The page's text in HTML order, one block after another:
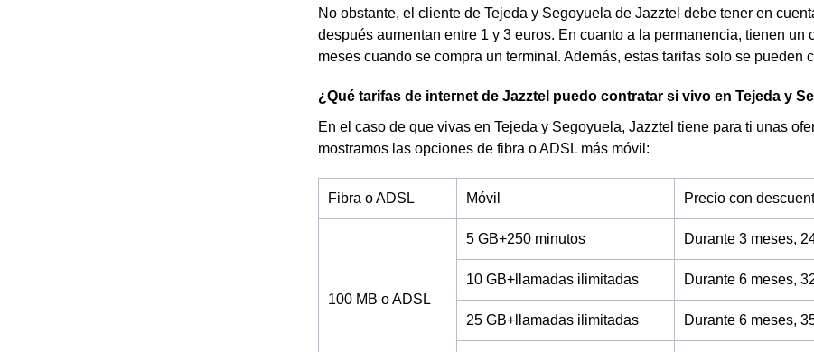
No obstante, el cliente de Tejeda y Segoyuela de Jazztel debe tener en
después aumentan entre 1 y 3 euros. En cuanto a la permanencia, tienen
meses cuando se compra un terminal. Además, estas tarifas solo se pueden
¿Qué tarifas de internet de Jazztel puedo contratar si vivo en Tejeda y
En el caso de que vivas en Tejeda y Segoyuela, Jazztel tiene para ti unas
mostramos las opciones de fibra o ADSL más móvil:
Fibra o ADSL Móvil Precio con
100 MB o ADSL
5 GB+250 minutos Durante 3 meses,
10 GB+llamadas ilimitadas Durante 6 meses,
25 GB+llamadas ilimitadas Durante 6 meses,